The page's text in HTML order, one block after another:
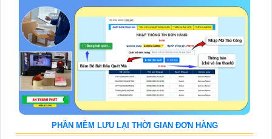
PHẦN MỀM LƯU LẠI THỜI GIAN ĐƠN HÀNG